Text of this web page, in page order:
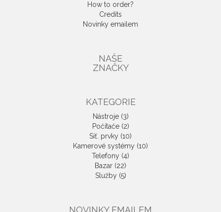
How to order?
Credits
Novinky emailem
NAŠE
ZNAČKY
KATEGORIE
Nástroje (3)
Počítače (2)
Síť. prvky (10)
Kamerové systémy (10)
Telefony (4)
Bazar (22)
Služby (5)
NOVINKY EMAILEM